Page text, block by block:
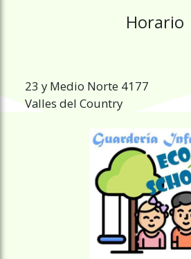
Horario
23 y Medio Norte 4177
Valles del Country